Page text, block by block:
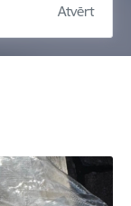
Atvērt